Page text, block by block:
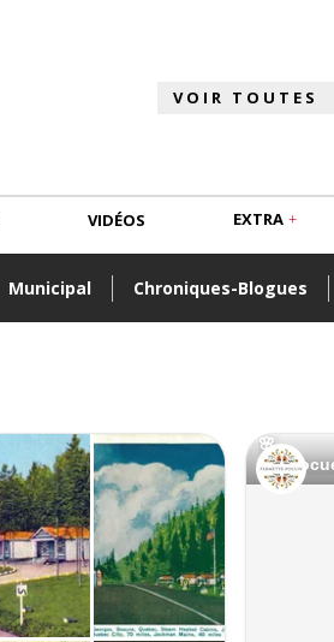
Municipal Chroniques-Blogues
VIDÉOS EXTRA